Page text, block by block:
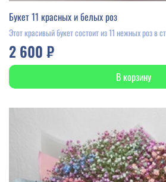
Букет 11 красных и белых роз
Этот красивый букет состоит из 11 нежных роз в
2 600 ₽
В корзину